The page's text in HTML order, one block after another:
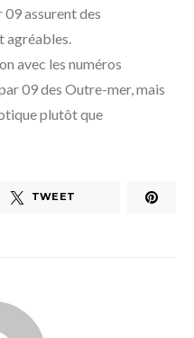
assurent des
avec les numéros
09 des Outre-mer, mais
plutôt que
TWEET